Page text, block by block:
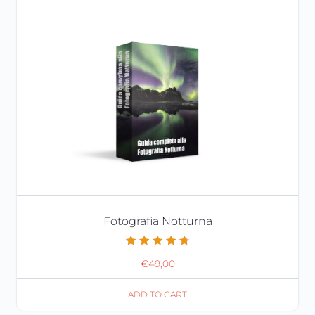
Fotografia Notturna
4.86€49,00
ADD TO CART